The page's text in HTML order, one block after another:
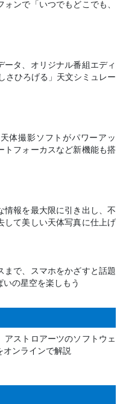
ンで「いつでもどこでも、
ータ、オリジナル番組エディ
さひろげる」天文シミュレー
体撮影ソフトがパワーアッ
トフォーカスなど新機能も搭
情報を最大限に引き出し、不
して美しい天体写真に仕上げ
まで、スマホをかざすと話題
の星空を楽しもう
アストロアーツのソフトウェ
ンラインで解説